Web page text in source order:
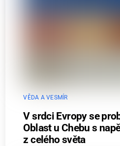
VĚDA A VESMÍR
V srdci Evropy se
Oblast u Chebu s
z celého světa